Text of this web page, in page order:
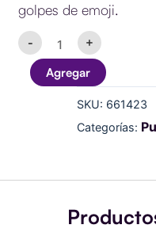
golpes de emoji.
-
WORD
PUNCH
BOARD
-
PUNCHES
+
Agregar
SKU: 661423
Categorías: